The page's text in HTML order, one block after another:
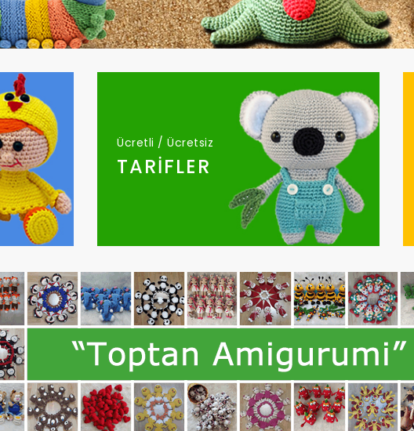
Ücretli / Ücretsiz
TARİFLER